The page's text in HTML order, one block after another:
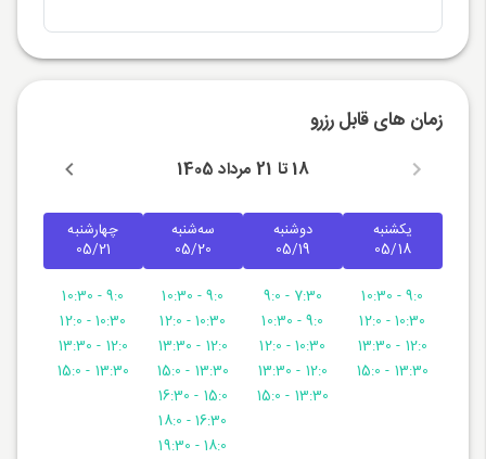
زمان های قابل رزرو
18 تا 21 مرداد 1405
یکشنبه
05/18
9:0 - 10:30
10:30 - 12:0
12:0 - 13:30
13:30 - 15:0
دوشنبه
05/19
7:30 - 9:0
9:0 - 10:30
10:30 - 12:0
12:0 - 13:30
13:30 - 15:0
سه‌شنبه
05/20
9:0 - 10:30
10:30 - 12:0
12:0 - 13:30
13:30 - 15:0
15:0 - 16:30
16:30 - 18:0
18:0 - 19:30
چهارشنبه
05/21
9:0 - 10:30
10:30 - 12:0
12:0 - 13:30
13:30 - 15:0